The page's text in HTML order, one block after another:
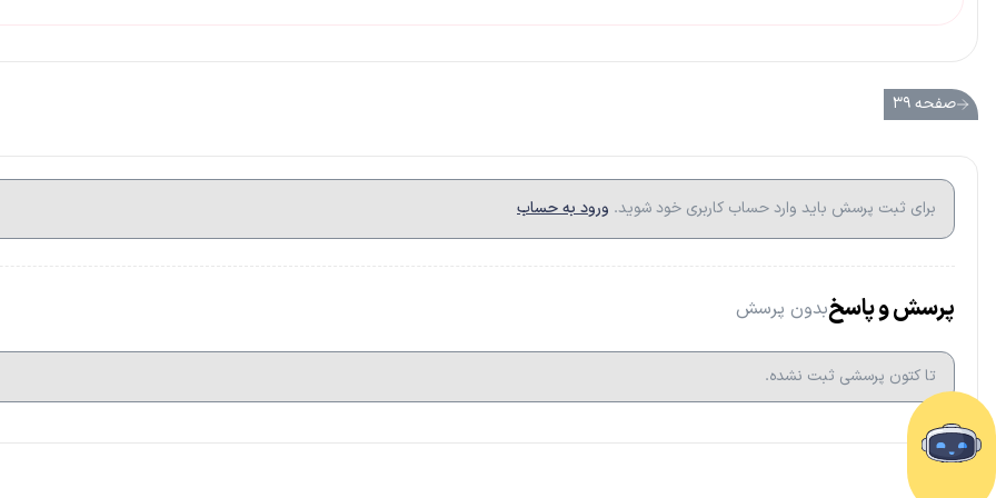
صفحه ۳۹
برای ثبت پرسش باید وارد حساب کاربری خود شوید. ورود به حساب
پرسش و پاسخبدون پرسش
تا کتون پرسشی ثبت نشده.